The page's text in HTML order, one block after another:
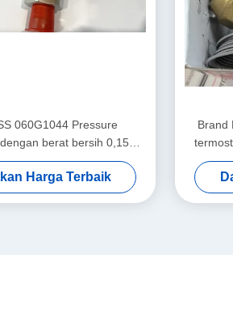
060G1044 Pressure
berat bersih 0,157
yang dapat dilacak, dan
kustomisasi
Harga Terbaik
Brand